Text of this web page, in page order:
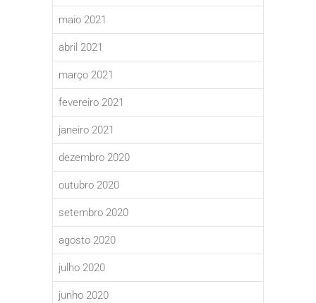
maio 2021
abril 2021
março 2021
fevereiro 2021
janeiro 2021
dezembro 2020
outubro 2020
setembro 2020
agosto 2020
julho 2020
junho 2020